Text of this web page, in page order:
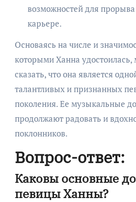
возможностей для
карьере.
Основаясь на числе и
которыми Ханна
сказать, что она является
талантливых и признанных
поколения. Ее музыкальные
продолжают радовать и
поклонников.
Вопрос-ответ:
Каковы основные
певицы Ханны?